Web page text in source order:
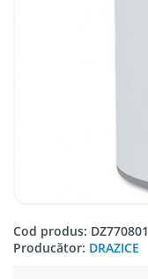
Cod produs: DZ770801
Producător: DRAZICE